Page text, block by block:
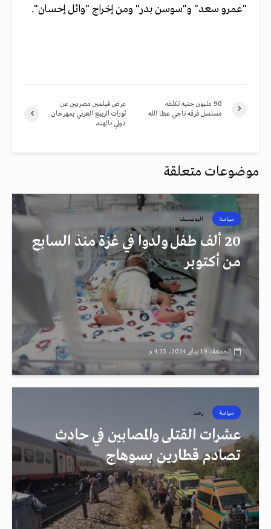
"عمرو سعد" و"سوسن بدر" ومن إخراج "وائل إحسان".
عرض فيلمين مصريين عن
ثورات الربيع العربي بمهرجان
دولي بالهند
90 مليون جنيه تكلفه
مسلسل فرقه ناجي عطا الله
موضوعات متعلقة
سياسة اليونيسيف
20 ألف طفل ولدوا في غزة منذ السابع
من أكتوبر
الجمعة، 19 يناير 2024، 4:15 م
سياسة رصد
عشرات القتلى والمصابين في حادث
تصادم قطارين بسوهاج